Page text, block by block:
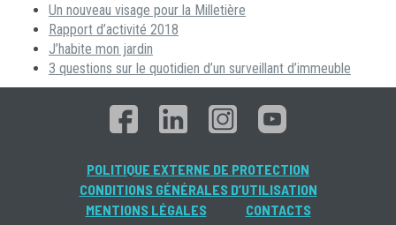
Un nouveau visage pour la Milletière
Rapport d’activité 2018
J’habite mon jardin
3 questions sur le quotidien d’un surveillant d’immeuble
POLITIQUE EXTERNE DE PROTECTION
CONDITIONS GÉNÉRALES D’UTILISATION
MENTIONS LÉGALES
CONTACTS